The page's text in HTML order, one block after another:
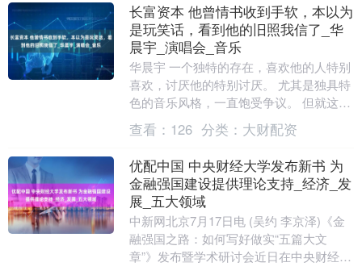
长富资本 他曾情书收到手软，本以为
是玩笑话，看到他的旧照我信了_华
晨宇_演唱会_音乐
华晨宇 一个独特的存在，喜欢他的人特别
喜欢，讨厌他的特别讨厌。 尤其是独具特
色的音乐风格，一直饱受争议。 但就这样
一位歌手，在读书时便备受追捧，甚至情
书都收到手....
查看： 126 分类： 大财配资
优配中国 中央财经大学发布新书 为
金融强国建设提供理论支持_经济_发
展_五大领域
中新网北京7月17日电 (吴约 李京泽)《金
融强国之路：如何写好做实“五篇大文
章”》发布暨学术研讨会近日在中央财经大